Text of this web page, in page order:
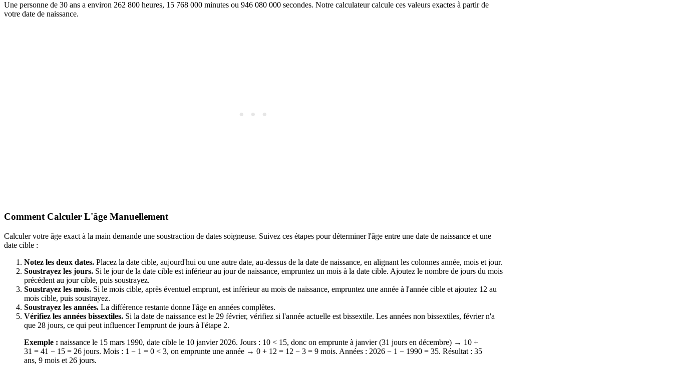
Une personne de 30 ans a environ 262 800 heures, 15 768 000 minutes ou 946 080 000 secondes. Notre calculateur calcule ces valeurs exactes à partir de
votre date de naissance.
Comment Calculer L'âge Manuellement
Calculer votre âge exact à la main demande une soustraction de dates soigneuse. Suivez ces étapes pour déterminer l'âge entre une date de naissance et une
date cible :
Notez les deux dates. Placez la date cible, aujourd'hui ou une autre date, au-dessus de la date de naissance, en alignant les colonnes année, mois et jour.
Soustrayez les jours. Si le jour de la date cible est inférieur au jour de naissance, empruntez un mois à la date cible. Ajoutez le nombre de jours du mois
précédent au jour cible, puis soustrayez.
Soustrayez les mois. Si le mois cible, après éventuel emprunt, est inférieur au mois de naissance, empruntez une année à l'année cible et ajoutez 12 au
mois cible, puis soustrayez.
Soustrayez les années. La différence restante donne l'âge en années complètes.
Vérifiez les années bissextiles. Si la date de naissance est le 29 février, vérifiez si l'année actuelle est bissextile. Les années non bissextiles, février n'a
que 28 jours, ce qui peut influencer l'emprunt de jours à l'étape 2.
Exemple : naissance le 15 mars 1990, date cible le 10 janvier 2026. Jours : 10 < 15, donc on emprunte à janvier (31 jours en décembre) → 10 +
31 = 41 − 15 = 26 jours. Mois : 1 − 1 = 0 < 3, on emprunte une année → 0 + 12 = 12 − 3 = 9 mois. Années : 2026 − 1 − 1990 = 35. Résultat : 35
ans, 9 mois et 26 jours.